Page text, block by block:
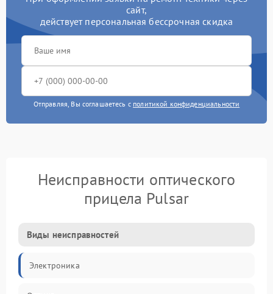
сайт,
действует персональная бессрочная скидка
Отправляя, Вы соглашаетесь с политикой конфиденциальности
Неисправности оптического
прицела Pulsar
Виды неисправностей
Электроника